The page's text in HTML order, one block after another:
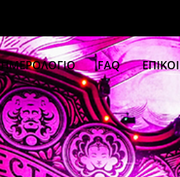
ΗΜΕΡΟΛΟΓΙΟ FAQ